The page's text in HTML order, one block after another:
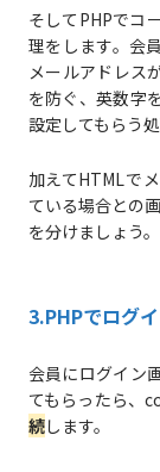
そしてPHPでコ
理をします。会
メールアドレス
を防ぐ、英数字
設定してもらう
加えてHTMLで
ている場合との
を分けましょう。
3.PHPでログ
会員にログイン
てもらったら、
続します。